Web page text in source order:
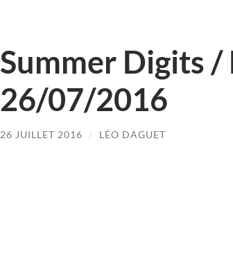
Summer Digits /
26/07/2016
26 JUILLET 2016 / LÉO DAGUET